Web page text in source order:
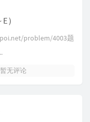
）
problem/4003题
暂无评论